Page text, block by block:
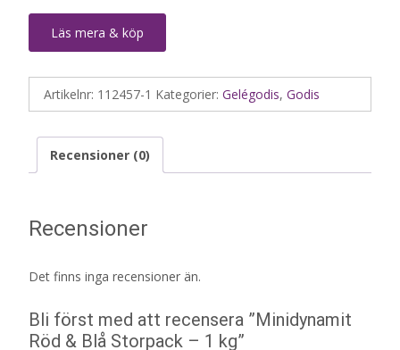
Läs mera & köp
Artikelnr: 112457-1 Kategorier: Gelégodis, Godis
Recensioner (0)
Recensioner
Det finns inga recensioner än.
Bli först med att recensera ”Minidynamit
Röd & Blå Storpack – 1 kg”